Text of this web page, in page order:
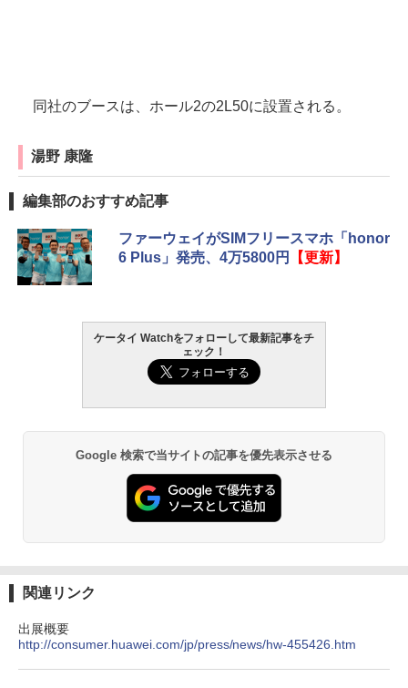
同社のブースは、ホール2の2L50に設置される。
湯野 康隆
編集部のおすすめ記事
ファーウェイがSIMフリースマホ「honor
6 Plus」発売、4万5800円
【更新】
ケータイ Watchをフォローして最新記事をチ
ェック！
Google 検索で当サイトの記事を優先表示させる
関連リンク
出展概要
http://consumer.huawei.com/jp/press/news/hw-455426.htm